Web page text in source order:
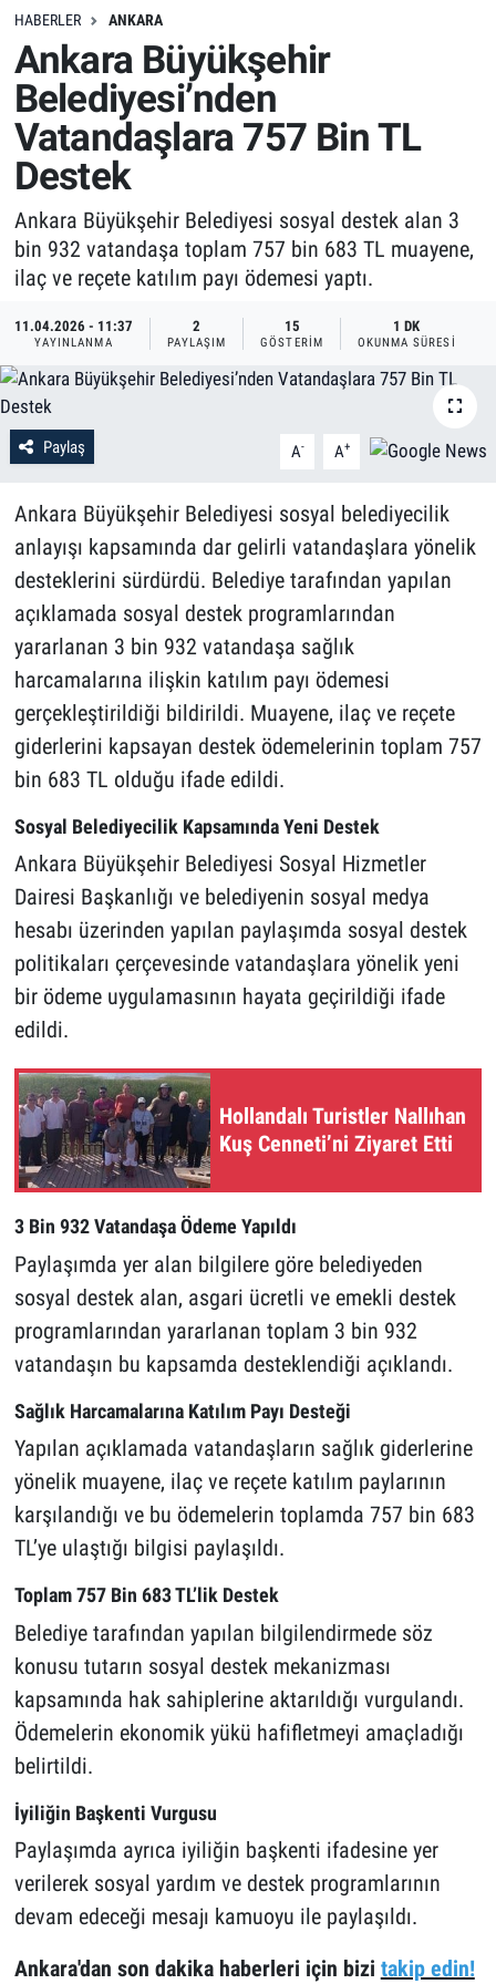
HABERLER ANKARA
Ankara Büyükşehir
Belediyesi’nden
Vatandaşlara 757 Bin TL
Destek
Ankara Büyükşehir Belediyesi sosyal destek alan 3
bin 932 vatandaşa toplam 757 bin 683 TL muayene,
ilaç ve reçete katılım payı ödemesi yaptı.
11.04.2026 - 11:37
YAYINLANMA
2
PAYLAŞIM
15
GÖSTERIM
1 DK
OKUNMA SÜRESI
Paylaş A- A+
Ankara Büyükşehir Belediyesi sosyal belediyecilik
anlayışı kapsamında dar gelirli vatandaşlara yönelik
desteklerini sürdürdü. Belediye tarafından yapılan
açıklamada sosyal destek programlarından
yararlanan 3 bin 932 vatandaşa sağlık
harcamalarına ilişkin katılım payı ödemesi
gerçekleştirildiği bildirildi. Muayene, ilaç ve reçete
giderlerini kapsayan destek ödemelerinin toplam 757
bin 683 TL olduğu ifade edildi.
Sosyal Belediyecilik Kapsamında Yeni Destek
Ankara Büyükşehir Belediyesi Sosyal Hizmetler
Dairesi Başkanlığı ve belediyenin sosyal medya
hesabı üzerinden yapılan paylaşımda sosyal destek
politikaları çerçevesinde vatandaşlara yönelik yeni
bir ödeme uygulamasının hayata geçirildiği ifade
edildi.
Hollandalı Turistler Nallıhan
Kuş Cenneti’ni Ziyaret Etti
3 Bin 932 Vatandaşa Ödeme Yapıldı
Paylaşımda yer alan bilgilere göre belediyeden
sosyal destek alan, asgari ücretli ve emekli destek
programlarından yararlanan toplam 3 bin 932
vatandaşın bu kapsamda desteklendiği açıklandı.
Sağlık Harcamalarına Katılım Payı Desteği
Yapılan açıklamada vatandaşların sağlık giderlerine
yönelik muayene, ilaç ve reçete katılım paylarının
karşılandığı ve bu ödemelerin toplamda 757 bin 683
TL’ye ulaştığı bilgisi paylaşıldı.
Toplam 757 Bin 683 TL’lik Destek
Belediye tarafından yapılan bilgilendirmede söz
konusu tutarın sosyal destek mekanizması
kapsamında hak sahiplerine aktarıldığı vurgulandı.
Ödemelerin ekonomik yükü hafifletmeyi amaçladığı
belirtildi.
İyiliğin Başkenti Vurgusu
Paylaşımda ayrıca iyiliğin başkenti ifadesine yer
verilerek sosyal yardım ve destek programlarının
devam edeceği mesajı kamuoyu ile paylaşıldı.
Ankara'dan son dakika haberleri için bizi takip edin!